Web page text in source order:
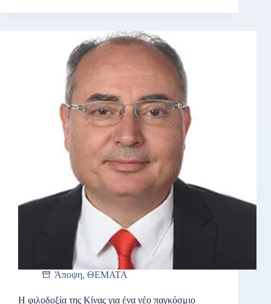
Άποψη, ΘΕΜΑΤΑ
Η φιλοδοξία της Κίνας για ένα νέο παγκόσμιο